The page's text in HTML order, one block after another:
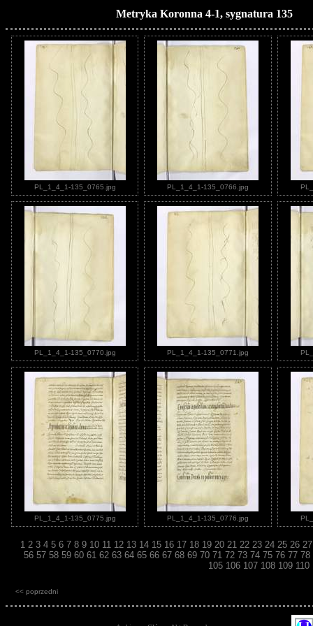
Metryka Koronna 4-1, sygnatura 135
PL_1_4_1-135_0765.jpg PL_1_4_1-135_0766.jpg
PL_1_4_1-135_0770.jpg PL_1_4_1-135_0771.jpg
PL_1_4_1-135_0775.jpg PL_1_4_1-135_0776.jpg
1 2 3 4 5 6 7 8 9 10 11 12 13 14 15 16 17 18 19 20 21 22 23 24 25 26
56 57 58 59 60 61 62 63 64 65 66 67 68 69 70 71 72 73 74 75 76 77 78
105 106 107 108 109 110
<< poprzedni